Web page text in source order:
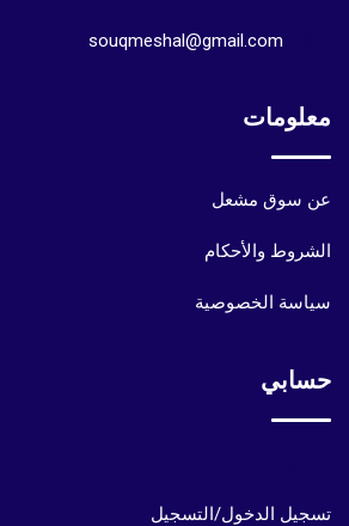
souqmeshal@gmail.com
معلومات
عن سوق مشعل
الشروط والأحكام
سياسة الخصوصية
حسابي
تسجيل الدخول/التسجيل